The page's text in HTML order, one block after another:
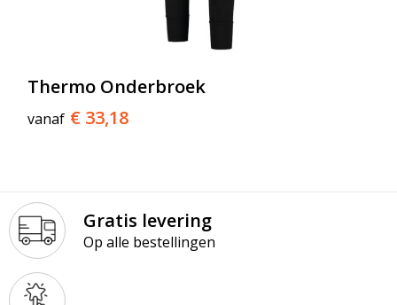
Thermo Onderbroek
vanaf € 33,18
Gratis levering
Op alle bestellingen